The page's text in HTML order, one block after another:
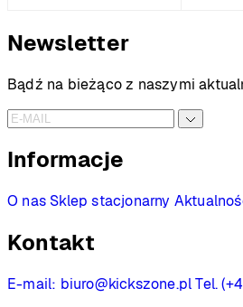
Newsletter
Bądź na bieżąco z naszymi
Informacje
O nas Sklep stacjonarny
Kontakt
E-mail: biuro@kickszone.pl Tel.